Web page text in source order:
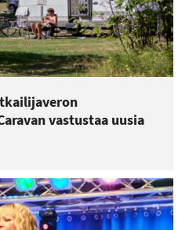
vastustaa uusia